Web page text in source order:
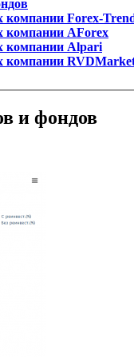
Forex-
AForex
Alpari
и фондов